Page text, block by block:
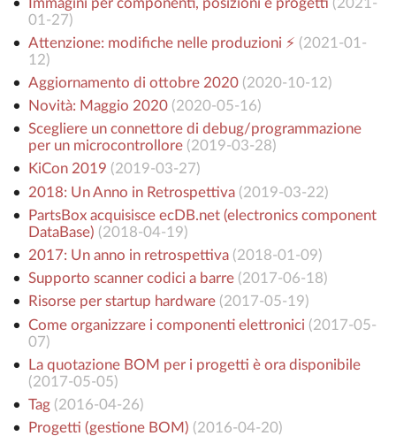
01-27)
Attenzione: modifiche nelle produzioni ⚡️ (2021-01-
12)
Aggiornamento di ottobre 2020(2020-10-12)
Novità: Maggio 2020(2020-05-16)
Scegliere un connettore di debug/programmazione
per un microcontrollore(2019-03-28)
KiCon 2019 (2019-03-27)
2018: Un Anno in Retrospettiva(2019-03-22)
PartsBox acquisisce ecDB.net (electronics component
DataBase) (2018-04-19)
2017: Un anno in retrospettiva(2018-01-09)
Supporto scanner codici a barre(2017-06-18)
Risorse per startup hardware(2017-05-19)
Come organizzare i componenti elettronici (2017-05-
07)
La quotazione BOM per i progetti è ora disponibile
(2017-05-05)
Tag(2016-04-26)
Progetti (gestione BOM) (2016-04-20)